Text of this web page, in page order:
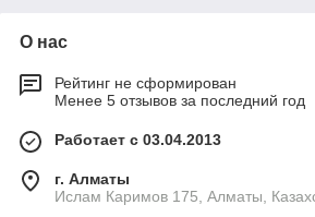
классическими котлами.
горения ECS(Evolved combustion
безопасность и эффективность горения
скорости вращения вентилятора. Котел
теплотворную способность газа в
выбирает такие параметры работы,
О нас
Рейтинг не сформирован
Менее 5 отзывов за последний год
Работает с 03.04.2013
г. Алматы
Ислам Каримов 175, Алматы,